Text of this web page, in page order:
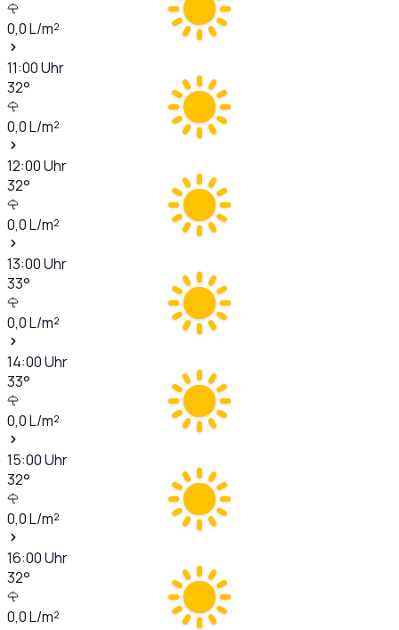
0,0L/m²
11:00Uhr
32°
0,0L/m²
12:00Uhr
32°
0,0L/m²
13:00Uhr
33°
0,0L/m²
14:00Uhr
33°
0,0L/m²
15:00Uhr
32°
0,0L/m²
16:00Uhr
32°
0,0L/m²